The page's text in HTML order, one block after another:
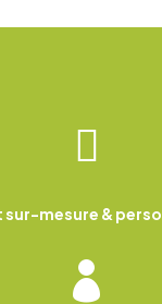

sur-mesure &
